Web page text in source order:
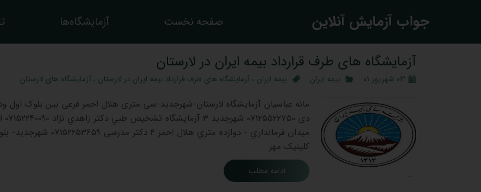
​جواب آزمایش آنلاین صفحه نخست آزمایشگاه‌ها
آزمایشگاه های طرف قرارداد بیمه ایران در لارستان
۰۳ شهریور ۰۱ بیمه ایران بیمه ایران ، آزمایشگاه های طرف قرارداد بیمه ایران در لارستان ، آزمایشگاه های لارستان
ميدان فرمانداري - دوازده متري هلال احمر
کلینیک مهر
ادامه مطلب